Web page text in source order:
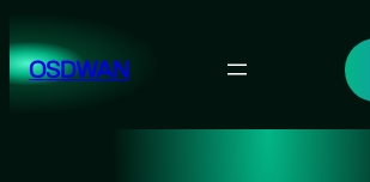
至
内OSDWAN